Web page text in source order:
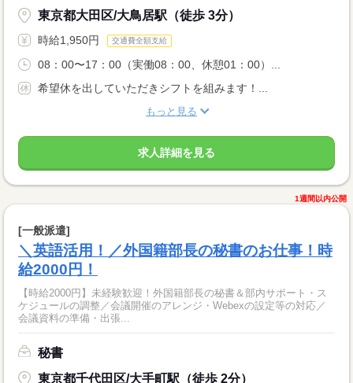
東京都大田区/大鳥居駅（徒歩 3分）
時給1,950円 交通費全額支給
08：00〜17：00（実働08：00、休憩01：00）...
希望休を出していただきシフトを組みます！...
もっと見る
求人詳細を見る
1週間以内公開
[一般派遣]
＼英語活用！／外国籍部長の秘書のお仕事！時
給2000円！
【時給2000円】未経験歓迎！外国籍部長の秘書＆部内サポート・ス
ケジュールの調整／会議開催のアレンジ・Webexの設定等の対応／
会議資料の準備・出張...
秘書
東京都千代田区/大手町駅（徒歩 2分）